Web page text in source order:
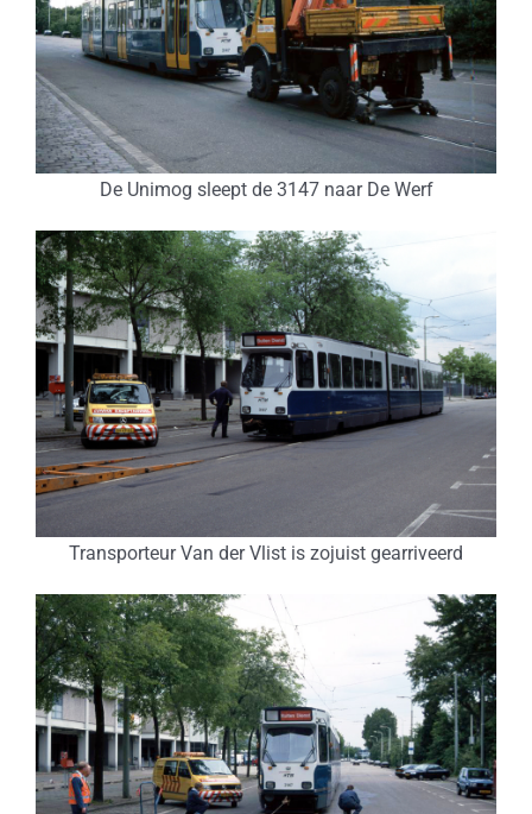
De Unimog sleept de 3147 naar De Werf
Transporteur Van der Vlist is zojuist gearriveerd